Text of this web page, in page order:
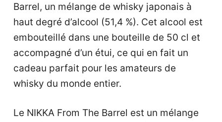
Barrel, un mélange de whisky japonais à
haut degré d’alcool (51,4 %). Cet alcool est
embouteillé dans une bouteille de 50 cl et
accompagné d’un étui, ce qui en fait un
cadeau parfait pour les amateurs de
whisky du monde entier.
Le NIKKA From The Barrel est un mélange